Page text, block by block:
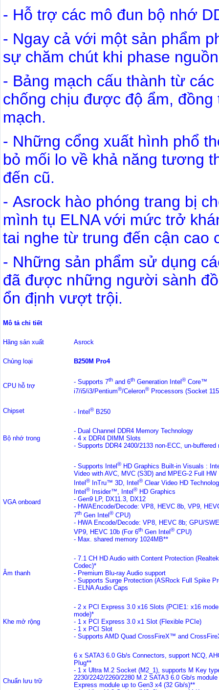
- Hỗ trợ các mô đun bộ nhớ
- Ngay cả với một sản phẩm
sự chăm chút khi phase
- Bảng mạch cấu thành từ
chống chịu được độ ẩm,
mạch.
- Những cổng xuất hình phổ
bỏ mối lo về khả năng tương
đến cũ.
- Asrock hào phóng trang bị
mình tụ ELNA với mức trở
tai nghe từ trung đến cận cao
- Những sản phẩm sử dụng
đã được những người sành
ổn định vượt trội.
Mô tả chi tiết
Hãng sản xuất Asrock
Chủng loại B250M Pro4
CPU hỗ trợ
- Supports 7th and 6th Generation Intel ® Core™
i7/i5/i3/Pentium®/Celeron® Processors (Socket
Chipset - Intel ® B250
Bộ nhớ trong
- Dual Channel DDR4 Memory Technology
- 4 x DDR4 DIMM Slots
- Supports DDR4 2400/2133 non-ECC, un-buffered
VGA onboard
- Supports Intel ® HD Graphics Built-in Visuals :
Video with AVC, MVC (S3D) and MPEG-2 Full HW
Intel® InTru™ 3D, Intel® Clear Video HD
Intel ® Insider™, Intel ® HD Graphics
- Gen9 LP, DX11.3, DX12
- HWAEncode/Decode: VP8, HEVC 8b, VP9,
7th Gen Intel ® CPU)
- HWA Encode/Decode: VP8, HEVC 8b; GPU/
VP9, HEVC 10b (For 6th Gen Intel® CPU)
- Max. shared memory 1024MB**
Âm thanh
- 7.1 CH HD Audio with Content Protection
Codec)*
- Premium Blu-ray Audio support
- Supports Surge Protection (ASRock Full Spike
- ELNA Audio Caps
Khe mở rộng
- 2 x PCI Express 3.0 x16 Slots (PCIE1: x16
mode)*
- 1 x PCI Express 3.0 x1 Slot (Flexible PCIe)
- 1 x PCI Slot
- Supports AMD Quad CrossFireX™ and
Chuẩn lưu trữ
6 x SATA3 6.0 Gb/s Connectors, support NCQ,
Plug**
- 1 x Ultra M.2 Socket (M2_1), supports M Key
2230/2242/2260/2280 M.2 SATA3 6.0 Gb/s
Express module up to Gen3 x4 (32 Gb/s)**